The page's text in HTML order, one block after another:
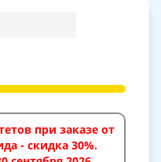
при заказе от
- скидка 30%.